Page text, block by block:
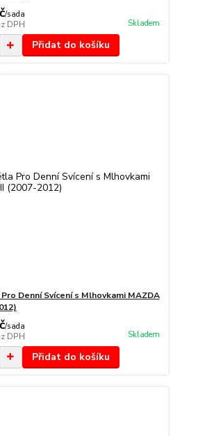
/sada
DPH Skladem
Přidat do košíku
Denní Svícení s Mlhovkami MAZDA
/sada
DPH Skladem
Přidat do košíku